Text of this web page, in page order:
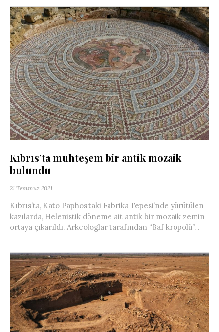
Kıbrıs’ta muhteşem bir antik mozaik
bulundu
21 Temmuz 2021
Kıbrıs’ta, Kato Paphos’taki Fabrika Tepesi’nde yürütülen
kazılarda, Helenistik döneme ait antik bir mozaik zemin
ortaya çıkarıldı. Arkeologlar tarafından “Baf kropolü”...